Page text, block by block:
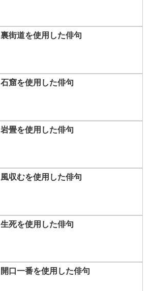
裏街道を使用した俳句
石窟を使用した俳句
岩畳を使用した俳句
風収むを使用した俳句
生死を使用した俳句
開口一番を使用した俳句